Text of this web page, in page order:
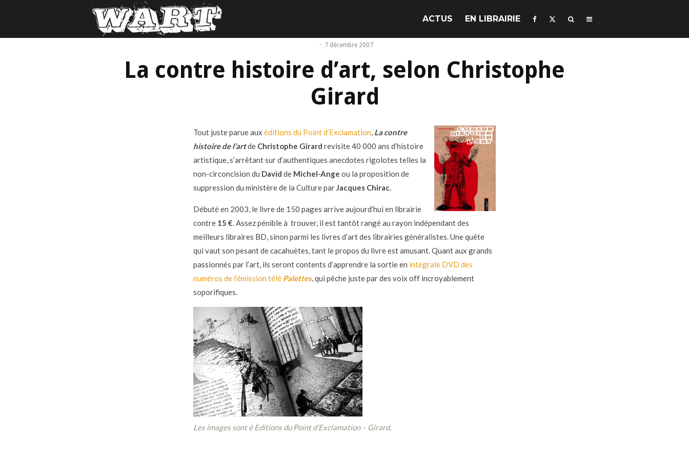
ACTUS EN LIBRAIRIE
· 7 décembre 2007
La contre histoire d’art, selon Christophe
Girard
Tout juste parue aux éditions du Point d’Exclamation, La contre
histoire de l’artde Christophe Girard revisite 40 000 ans d’histoire
artistique, s’arrêtant sur d’authentiques anecdotes rigolotes telles la
non-circoncision du David de Michel-Ange ou la proposition de
suppression du ministère de la Culture parJacques Chirac.
Débuté en 2003, le livre de 150 pages arrive aujourd’hui en librairie
contre 15 €. Assez pénible à trouver, il est tantôt rangé au rayon indépendant des
meilleurs libraires BD, sinon parmi les livres d’art des librairies généralistes. Une quête
qui vaut son pesant de cacahuètes, tant le propos du livre est amusant. Quant aux grands
passionnés par l’art, ils seront contents d’apprendre la sortie en intégrale DVD des
numéros de l’émission télé Palettes, qui pêche juste par des voix off incroyablement
soporifiques.
Les images sont é Editions du Point d’Exclamation – Girard.